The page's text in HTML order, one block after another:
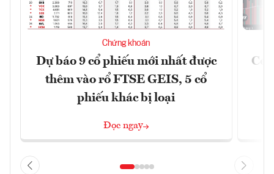
Chứng khoán
Dự báo 9 cổ phiếu mới nhất được
thêm vào rổ FTSE GEIS, 5 cổ
phiếu khác bị loại
Đọc ngay
Có